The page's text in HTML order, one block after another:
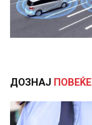
ДОЗНАЈ ПОВЕЌЕ